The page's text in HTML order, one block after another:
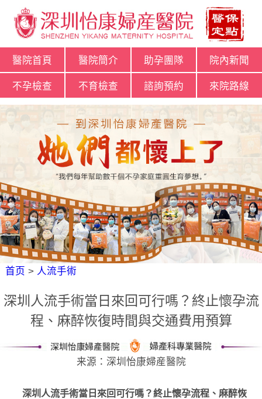
醫院首頁 醫院簡介 助孕團隊 院內新聞
不孕檢查 不育檢查 諮詢預約 來院路線
首页 > 人流手術
深圳人流手術當日來回可行嗎？終止懷孕流
程、麻醉恢復時間與交通費用預算
来源：深圳怡康婦産醫院
深圳人流手術當日來回可行嗎？終止懷孕流程、麻醉恢